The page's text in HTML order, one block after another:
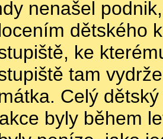
nenašel
dětského
ke
tam
Celý
byly během